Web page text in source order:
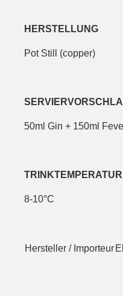
HERSTELLUNG
Pot Still (copper)
50ml Gin + 150ml
TRINKTEMPERATUR
8-10°C
Hersteller / Importeur